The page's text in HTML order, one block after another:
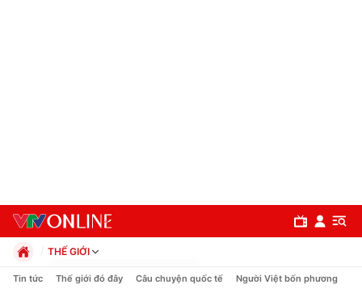
THẾ GIỚI
Chính trị
Tin tức Thế giới đó đây Câu chuyện quốc tế Người Việt bốn phương